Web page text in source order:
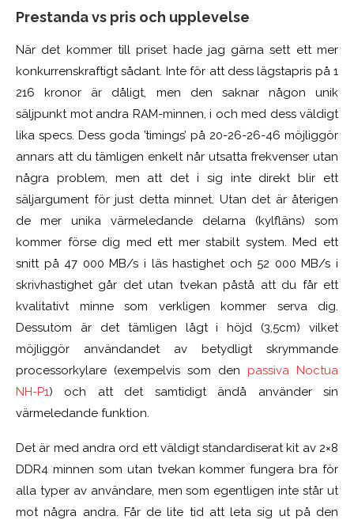
Prestanda vs pris och upplevelse
När det kommer till priset hade jag gärna sett ett mer
konkurrenskraftigt sådant. Inte för att dess lägstapris på 1
216 kronor är dåligt, men den saknar någon unik
säljpunkt mot andra RAM-minnen, i och med dess väldigt
lika specs. Dess goda ’timings’ på 20-26-26-46 möjliggör
annars att du tämligen enkelt når utsatta frekvenser utan
några problem, men att det i sig inte direkt blir ett
säljargument för just detta minnet. Utan det är återigen
de mer unika värmeledande delarna (kylfläns) som
kommer förse dig med ett mer stabilt system.Med ett
snitt på 47 000 MB/s i läs hastighet och 52 000 MB/s i
skrivhastighet går det utan tvekan påstå att du får ett
kvalitativtminne som verkligen kommer serva dig.
Dessutom är det tämligen lågt i höjd (3,5cm) vilket
möjliggör användandet av betydligt skrymmande
processorkylare (exempelvis som den passiva Noctua
NH-P1) och att det samtidigt ändå använder sin
värmeledande funktion.
Det är med andra ord ett väldigt standardiserat kit av 2×8
DDR4 minnen som utan tvekan kommer fungera bra för
alla typer av användare, men som egentligen inte står ut
mot några andra. Får de lite tid att leta sig ut på den